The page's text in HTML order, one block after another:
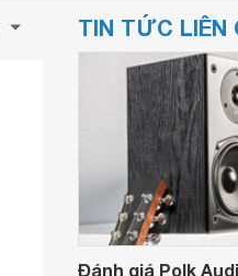
TIN TỨC LIÊN
Đánh giá Polk